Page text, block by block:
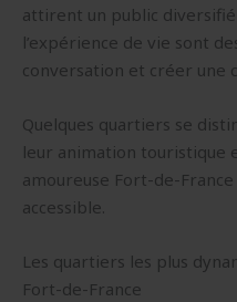
attirent un public diversifié
l’expérience de vie sont
conversation et créer une
Quelques quartiers se
leur animation touristique
amoureuse Fort-de-
accessible.
Les quartiers les plus
Fort-de-France